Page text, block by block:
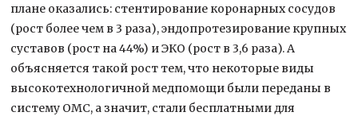
плане оказались: стентирование коронарных сосудов
(рост более чем в 3 раза), эндопротезирование крупных
суставов (рост на 44%) и ЭКО (рост в 3,6 раза). А
объясняется такой рост тем, что некоторые виды
высокотехнологичной медпомощи были переданы в
систему ОМС, а значит, стали бесплатными для